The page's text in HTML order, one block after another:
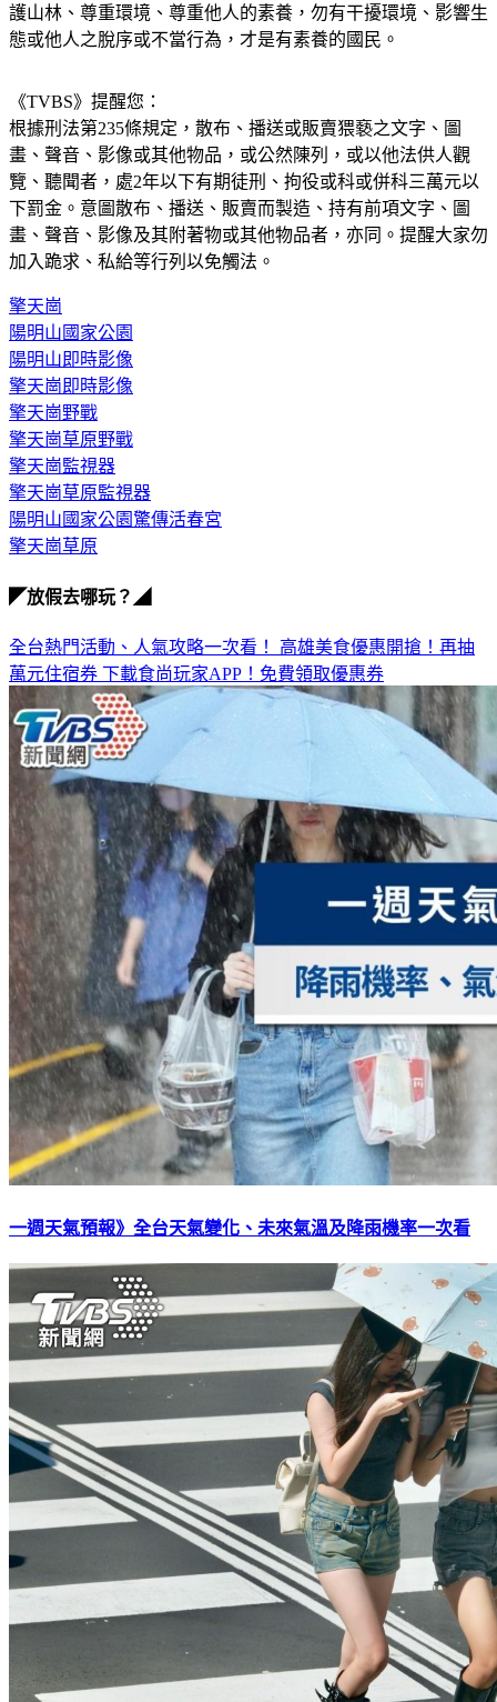
護山林、尊重環境、尊重他人的素養，勿有干擾環境、影響生
態或他人之脫序或不當行為，才是有素養的國民。
《TVBS》提醒您：
根據刑法第235條規定，散布、播送或販賣猥褻之文字、圖
畫、聲音、影像或其他物品，或公然陳列，或以他法供人觀
覽、聽聞者，處2年以下有期徒刑、拘役或科或併科三萬元以
下罰金。意圖散布、播送、販賣而製造、持有前項文字、圖
畫、聲音、影像及其附著物或其他物品者，亦同。提醒大家勿
加入跪求、私給等行列以免觸法。
擎天崗
陽明山國家公園
陽明山即時影像
擎天崗即時影像
擎天崗野戰
擎天崗草原野戰
擎天崗監視器
擎天崗草原監視器
陽明山國家公園驚傳活春宮
擎天崗草原
◤放假去哪玩？◢
全台熱門活動、人氣攻略一次看！ 高雄美食優惠開搶！再抽
萬元住宿券 下載食尚玩家APP！免費領取優惠券
一週天氣預報》全台天氣變化、未來氣溫及降雨機率一次看